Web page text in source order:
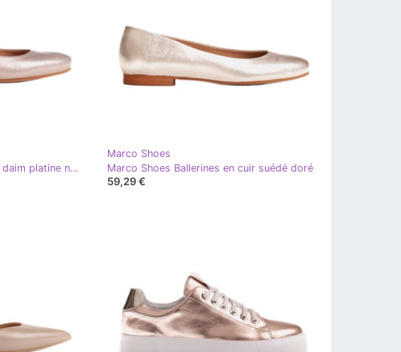
Marco Shoes Ballerines en daim platine naturel doré
Marco Shoes
Marco Shoes Ballerines en cuir suédé doré
59,29 €